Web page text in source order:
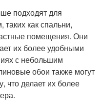
подходят для
как спальни,
помещения. Они
их более удобными
с небольшим
обои также могут
что делает их более